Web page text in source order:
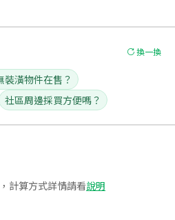
換一換
裝潢物件在售？
社區周邊採買方便嗎？
計算方式詳情請看說明